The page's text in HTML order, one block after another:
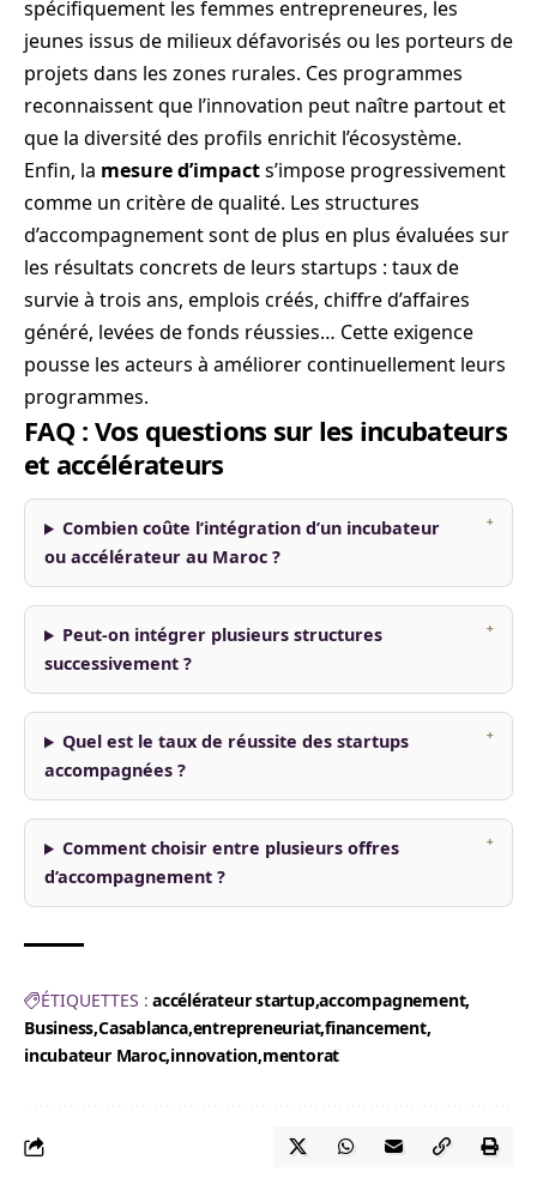
spécifiquement les femmes entrepreneures, les
jeunes issus de milieux défavorisés ou les porteurs de
projets dans les zones rurales. Ces programmes
reconnaissent que l’innovation peut naître partout et
que la diversité des profils enrichit l’écosystème.
Enfin, la mesure d’impacts’impose progressivement
comme un critère de qualité. Les structures
d’accompagnement sont de plus en plus évaluées sur
les résultats concrets de leurs startups : taux de
survie à trois ans, emplois créés, chiffre d’affaires
généré, levées de fonds réussies… Cette exigence
pousse les acteurs à améliorer continuellement leurs
programmes.
FAQ : Vos questions sur les incubateurs
et accélérateurs
Combien coûte l’intégration d’un incubateur
ou accélérateur au Maroc ?
Peut-on intégrer plusieurs structures
successivement ?
Quel est le taux de réussite des startups
accompagnées ?
Comment choisir entre plusieurs offres
d’accompagnement ?
ÉTIQUETTES : accélérateur startupaccompagnement
BusinessCasablanca entrepreneuriatfinancement
incubateur Maroc innovation mentorat